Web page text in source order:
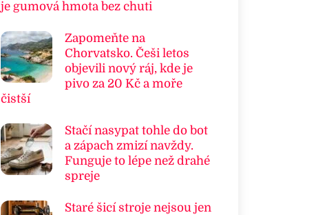
je gumová hmota bez chuti
Zapomeňte na
Chorvatsko. Češi letos
objevili nový ráj, kde je
pivo za 20 Kč a moře
čistší
Stačí nasypat tohle do bot
a zápach zmizí navždy.
Funguje to lépe než drahé
spreje
Staré šicí stroje nejsou jen